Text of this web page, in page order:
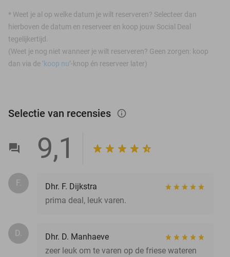
* Weet je al op welke datum je wilt reserveren? Selecteer dan
hierboven de datum en reserveer en koop jouw Social Deal
tegelijkertijd.
(Weet je nog niet wanneer je wilt reserveren? Geen zorgen: koop
dan via de ‘koop nu’-knop én reserveer later)
Selectie van recensies info_outlined
9,1
F.
Dhr. F. Dijkstra
prima deal, leuk varen.
D.
Dhr. D. Manhaeve
zeer leuk om te varen op de friese wateren